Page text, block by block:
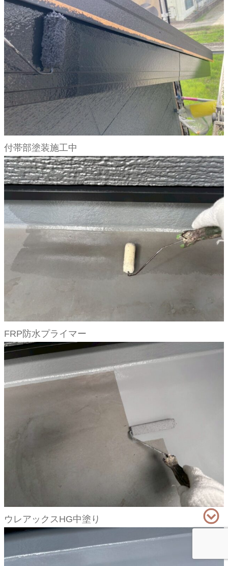
付帯部塗装施工中
FRP防水プライマー
ウレアックスHG中塗り